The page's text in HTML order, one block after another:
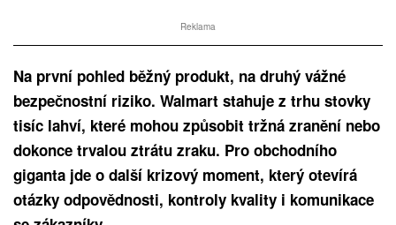
Reklama
Na první pohled běžný produkt, na druhý vážné
bezpečnostní riziko. Walmart stahuje z trhu stovky
tisíc lahví, které mohou způsobit tržná zranění nebo
dokonce trvalou ztrátu zraku. Pro obchodního
giganta jde o další krizový moment, který otevírá
otázky odpovědnosti, kontroly kvality i komunikace